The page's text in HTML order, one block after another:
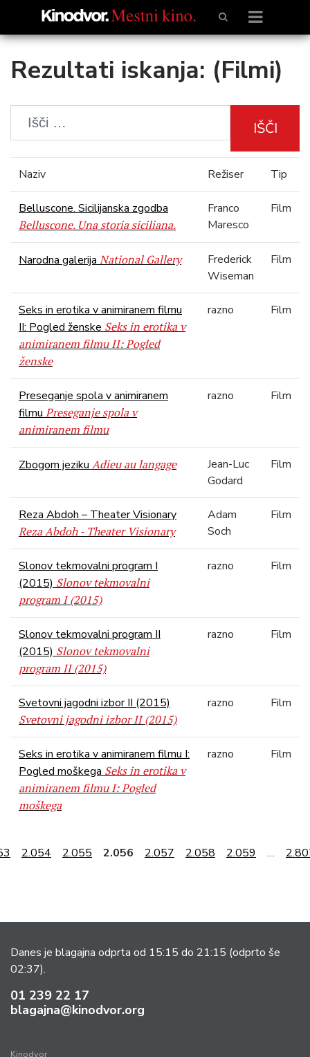
Rezultati iskanja: (Filmi)
IŠČI
Naziv Režiser Tip
Belluscone. Sicilijanska zgodba
Belluscone. Una storia siciliana.
Franco
Maresco
Film
Narodna galerija National Gallery
Frederick
Wiseman
Film
Seks in erotika v animiranem filmu
II: Pogled ženske Seks in erotika v
animiranem filmu II: Pogled
ženske
razno Film
Preseganje spola v animiranem
filmu Preseganje spola v
animiranem filmu
razno Film
Zbogom jeziku Adieu au langage
Jean-Luc
Godard
Film
Reza Abdoh – Theater Visionary
Reza Abdoh - Theater Visionary
Adam
Soch
Film
Slonov tekmovalni program I
(2015) Slonov tekmovalni
program I (2015)
razno Film
Slonov tekmovalni program II
(2015) Slonov tekmovalni
program II (2015)
razno Film
Svetovni jagodni izbor II (2015)
Svetovni jagodni izbor II (2015)
razno Film
Seks in erotika v animiranem filmu I:
Pogled moškega Seks in erotika v
animiranem filmu I: Pogled
moškega
razno Film
2.054 2.055 2.056 2.057 2.058 2.059 …
Danes je blagajna odprta od 15:15 do 21:15 (odprto še
02:37).
01 239 22 17
blagajna@kinodvor.org
Kinodvor